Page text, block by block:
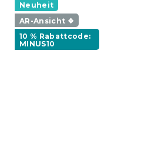
Neuheit
AR-Ansicht ❖
10 % Rabattcode:
MINUS10